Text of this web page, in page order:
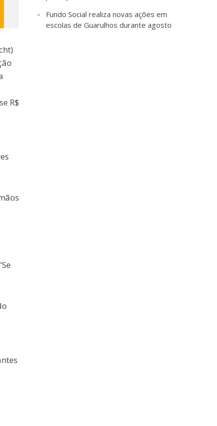
R$
Fundo Social realiza novas ações em
escolas de Guarulhos durante agosto